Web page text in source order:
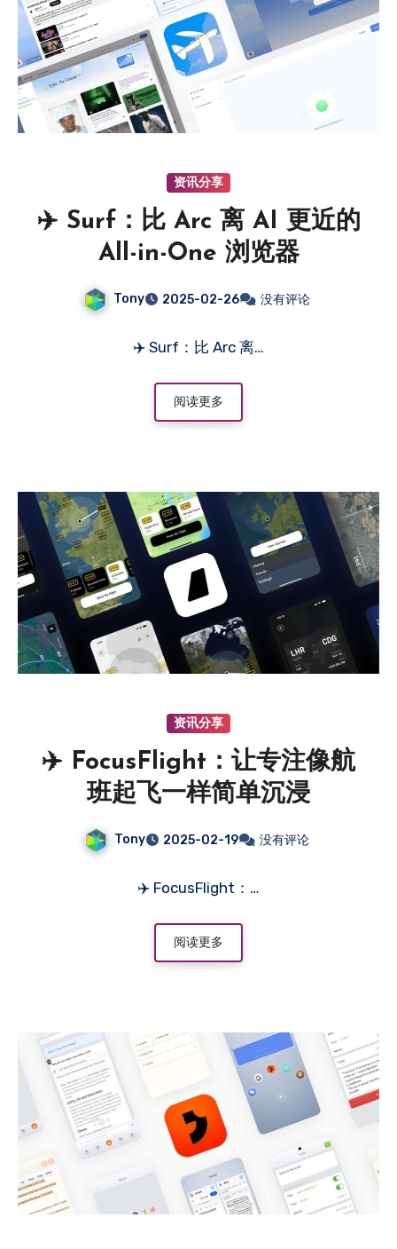
资讯分享
✈️ Surf：比 Arc 离 AI 更近的
All-in-One 浏览器
Tony 2025-02-26 没有评论
✈️ Surf：比 Arc 离…
阅读更多
资讯分享
✈️ FocusFlight：让专注像航
班起飞一样简单沉浸
Tony 2025-02-19 没有评论
✈️ FocusFlight：…
阅读更多